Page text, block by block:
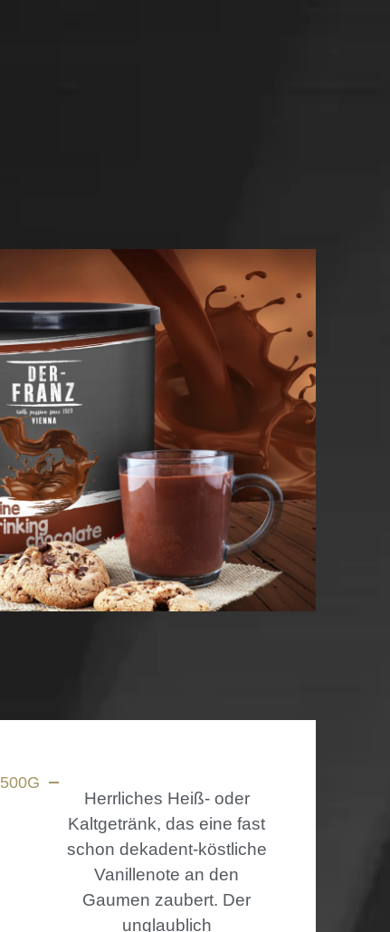
500G
Herrliches Heiß- oder
Kaltgetränk, das eine fast
schon dekadent-köstliche
Vanillenote an den
Gaumen zaubert. Der
unglaublich